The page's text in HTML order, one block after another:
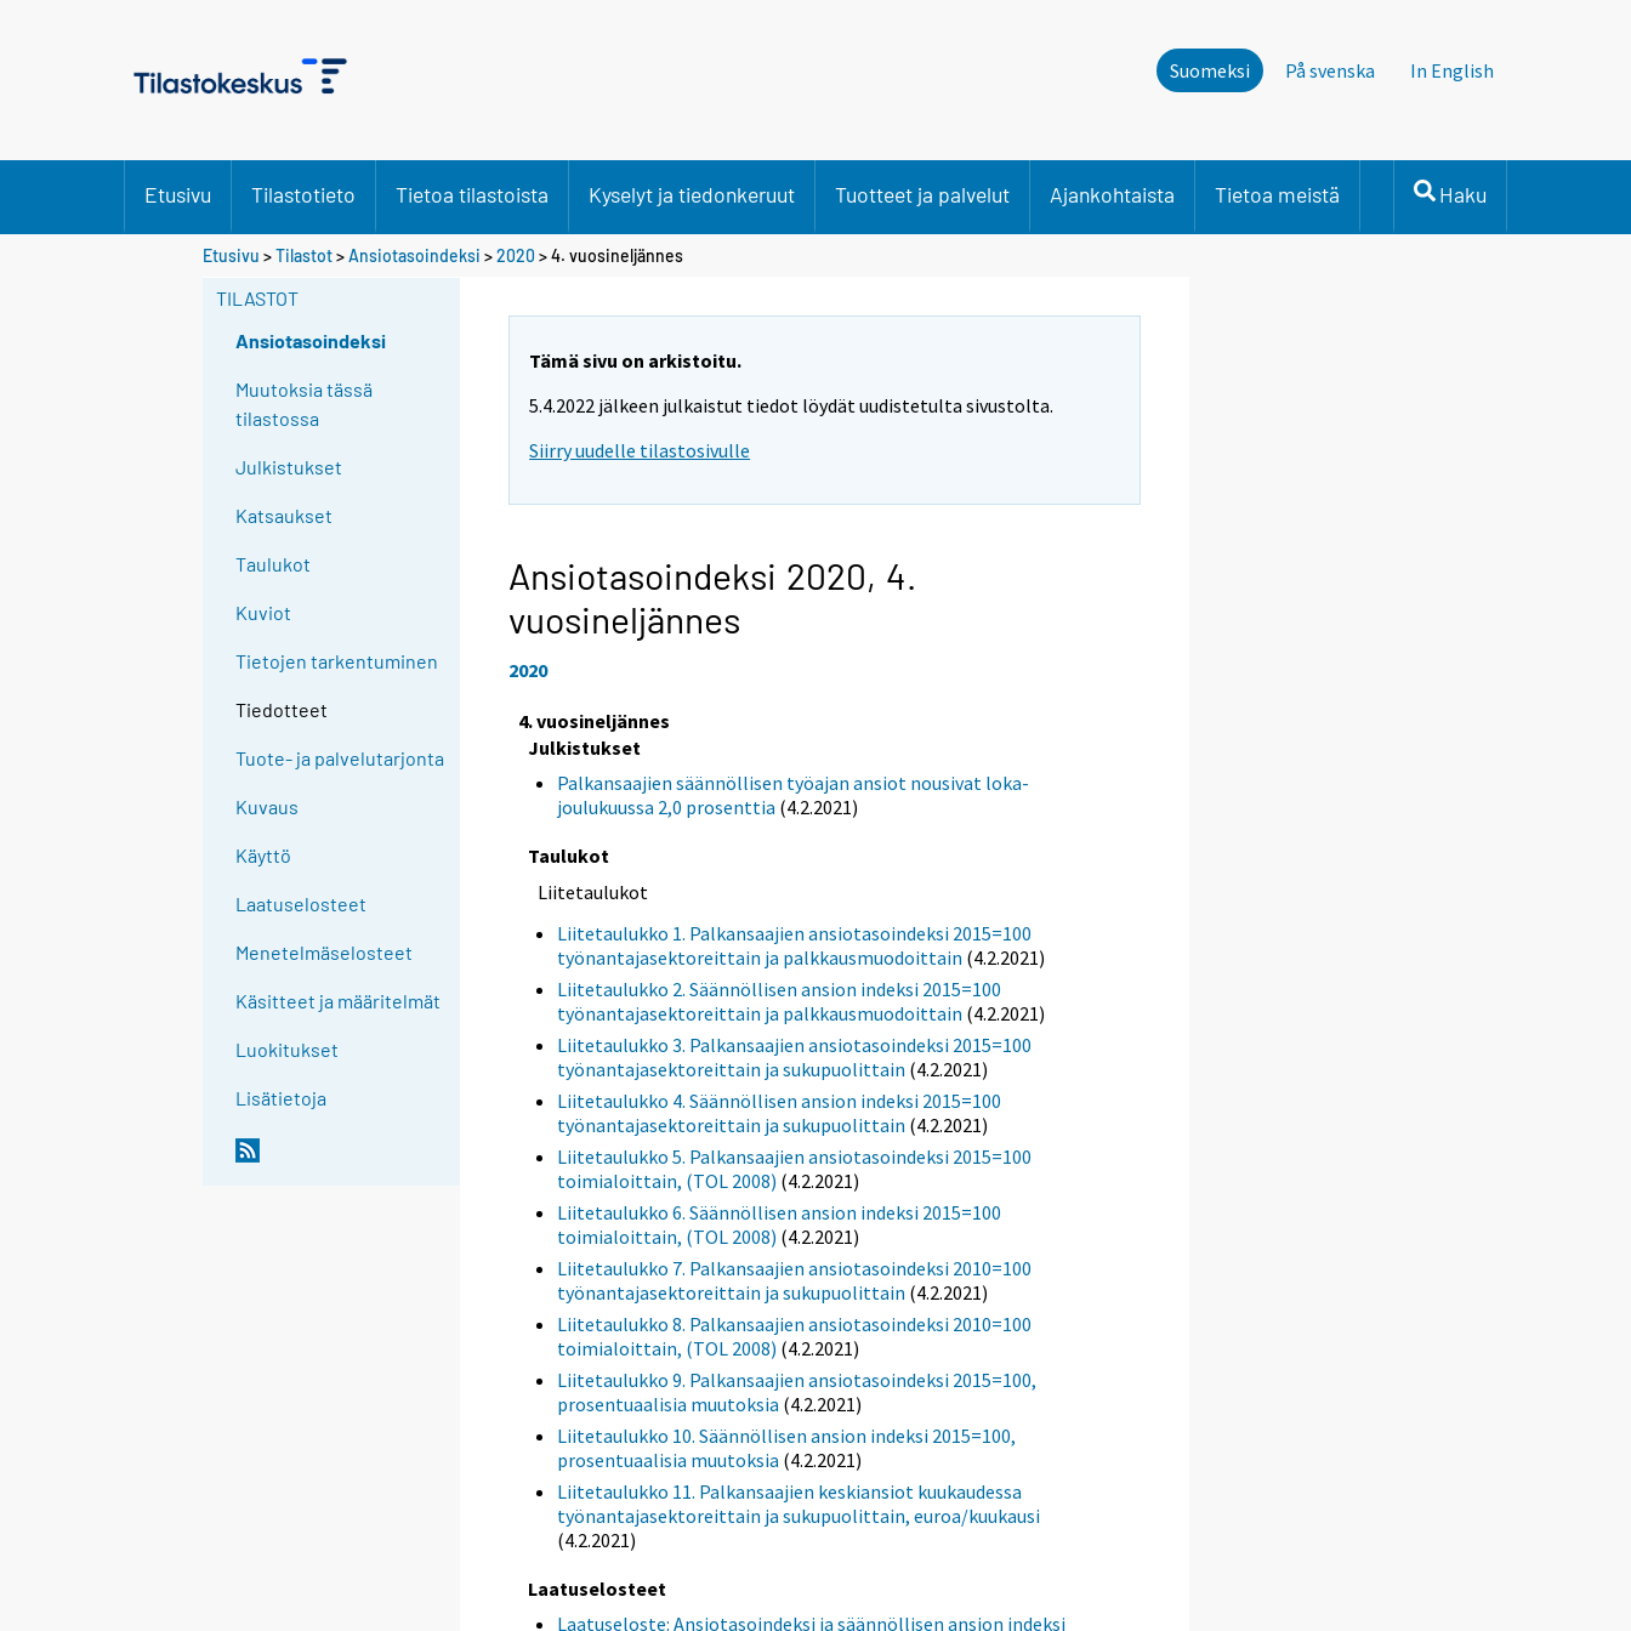
Suomeksi På svenska In English
Etusivu Tilastotieto Tietoa tilastoista Kyselyt ja tiedonkeruut Tuotteet ja palvelut Ajankohtaista Tietoa meistä Haku
Etusivu >Tilastot>Ansiotasoindeksi >2020 >4. vuosineljännes
TILASTOT
Ansiotasoindeksi
Muutoksia tässä
tilastossa
Julkistukset
Katsaukset
Taulukot
Kuviot
Tietojen tarkentuminen
Tiedotteet
Tuote- ja palvelutarjonta
Kuvaus
Käyttö
Laatuselosteet
Menetelmäselosteet
Käsitteet ja määritelmät
Luokitukset
Lisätietoja
Tämä sivu on arkistoitu.
5.4.2022 jälkeen julkaistut tiedot löydät uudistetulta sivustolta.
Siirry uudelle tilastosivulle
Ansiotasoindeksi 2020, 4.
vuosineljännes
2020
4. vuosineljännes
Julkistukset
Palkansaajien säännöllisen työajan ansiot nousivat loka-
joulukuussa 2,0 prosenttia (4.2.2021)
Taulukot
Liitetaulukot
Liitetaulukko 1. Palkansaajien ansiotasoindeksi 2015=100
työnantajasektoreittain ja palkkausmuodoittain (4.2.2021)
Liitetaulukko 2. Säännöllisen ansion indeksi 2015=100
työnantajasektoreittain ja palkkausmuodoittain (4.2.2021)
Liitetaulukko 3. Palkansaajien ansiotasoindeksi 2015=100
työnantajasektoreittain ja sukupuolittain (4.2.2021)
Liitetaulukko 4. Säännöllisen ansion indeksi 2015=100
työnantajasektoreittain ja sukupuolittain (4.2.2021)
Liitetaulukko 5. Palkansaajien ansiotasoindeksi 2015=100
toimialoittain, (TOL 2008) (4.2.2021)
Liitetaulukko 6. Säännöllisen ansion indeksi 2015=100
toimialoittain, (TOL 2008) (4.2.2021)
Liitetaulukko 7. Palkansaajien ansiotasoindeksi 2010=100
työnantajasektoreittain ja sukupuolittain (4.2.2021)
Liitetaulukko 8. Palkansaajien ansiotasoindeksi 2010=100
toimialoittain, (TOL 2008) (4.2.2021)
Liitetaulukko 9. Palkansaajien ansiotasoindeksi 2015=100,
prosentuaalisia muutoksia (4.2.2021)
Liitetaulukko 10. Säännöllisen ansion indeksi 2015=100,
prosentuaalisia muutoksia (4.2.2021)
Liitetaulukko 11. Palkansaajien keskiansiot kuukaudessa
työnantajasektoreittain ja sukupuolittain, euroa/kuukausi
(4.2.2021)
Laatuselosteet
Laatuseloste: Ansiotasoindeksi ja säännöllisen ansion indeksi